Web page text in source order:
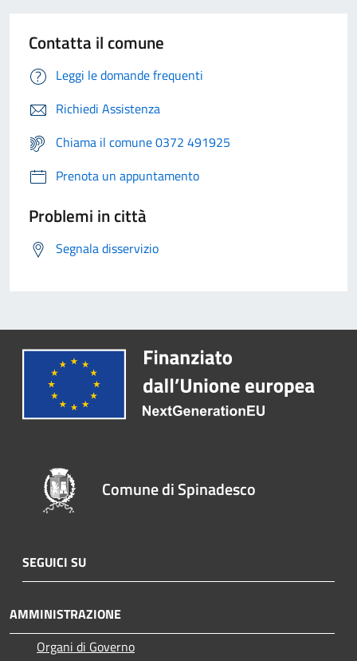
Contatta il comune
Leggi le domande frequenti
Richiedi Assistenza
Chiama il comune 0372 491925
Prenota un appuntamento
Problemi in città
Segnala disservizio
Comune di Spinadesco
SEGUICI SU
AMMINISTRAZIONE
Organi di Governo